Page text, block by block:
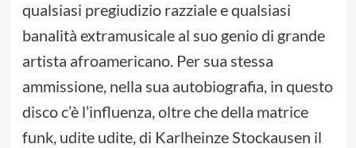
qualsiasi pregiudizio razziale e qualsiasi
banalità extramusicale al suo genio di grande
artista afroamericano. Per sua stessa
ammissione, nella sua autobiografia, in questo
disco c’è l’influenza, oltre che della matrice
funk, udite udite, di Karlheinze Stockausen il